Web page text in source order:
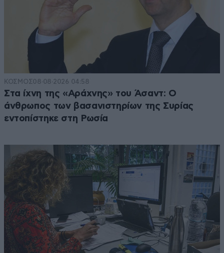
ΚΟΣΜΟΣ08·08·2026 04:58
Στα ίχνη της «Αράχνης» του Άσαντ: Ο
άνθρωπος των βασανιστηρίων της Συρίας
εντοπίστηκε στη Ρωσία